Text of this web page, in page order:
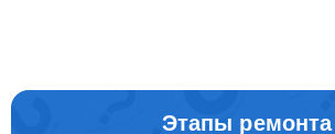
Этапы ремонта